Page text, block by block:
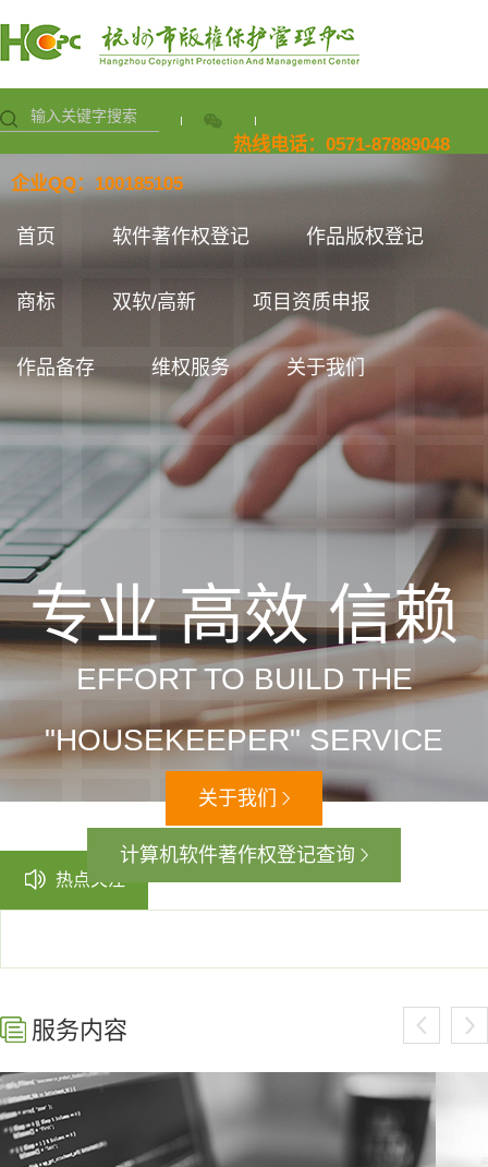
热线电话：0571-87889048
企业QQ：100185105
首页 软件著作权登记 作品版权登记
商标 双软/高新 项目资质申报
作品备存 维权服务 关于我们
专业 高效 信赖
EFFORT TO BUILD THE
"HOUSEKEEPER" SERVICE
关于我们
计算机软件著作权登记查询
热点关注
服务内容